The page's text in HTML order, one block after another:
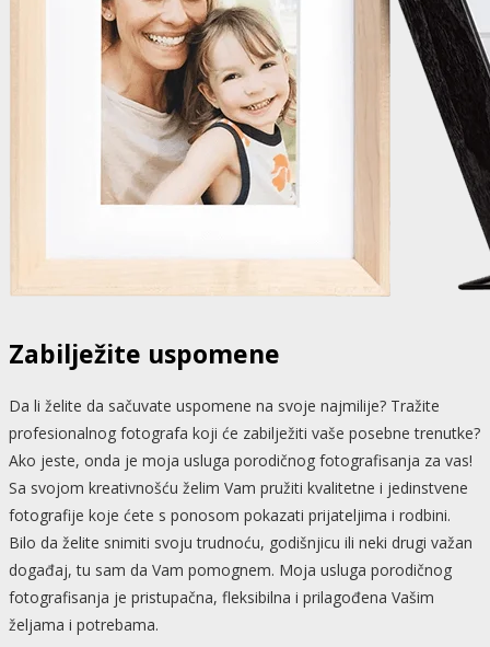
Zabilježite uspomene
Da li želite da sačuvate uspomene na svoje najmilije? Tražite
profesionalnog fotografa koji će zabilježiti vaše posebne trenutke?
Ako jeste, onda je moja usluga porodičnog fotografisanja za vas!
Sa svojom kreativnošću želim Vam pružiti kvalitetne i jedinstvene
fotografije koje ćete s ponosom pokazati prijateljima i rodbini.
Bilo da želite snimiti svoju trudnoću, godišnjicu ili neki drugi važan
događaj, tu sam da Vam pomognem. Moja usluga porodičnog
fotografisanja je pristupačna, fleksibilna i prilagođena Vašim
željama i potrebama.